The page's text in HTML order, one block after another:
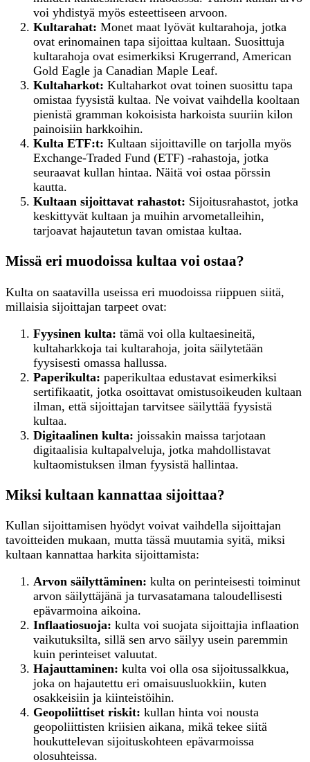
voi yhdistyä myös esteettiseen arvoon.
Kultarahat: Monet maat lyövät kultarahoja, jotka
ovat erinomainen tapa sijoittaa kultaan. Suosittuja
kultarahoja ovat esimerkiksi Krugerrand, American
Gold Eagle ja Canadian Maple Leaf.
Kultaharkot: Kultaharkot ovat toinen suosittu tapa
omistaa fyysistä kultaa. Ne voivat vaihdella kooltaan
pienistä gramman kokoisista harkoista suuriin kilon
painoisiin harkkoihin.
Kulta ETF:t: Kultaan sijoittaville on tarjolla myös
Exchange-Traded Fund (ETF) -rahastoja, jotka
seuraavat kullan hintaa. Näitä voi ostaa pörssin
kautta.
Kultaan sijoittavat rahastot: Sijoitusrahastot, jotka
keskittyvät kultaan ja muihin arvometalleihin,
tarjoavat hajautetun tavan omistaa kultaa.
Missä eri muodoissa kultaa voi ostaa?
Kulta on saatavilla useissa eri muodoissa riippuen siitä,
millaisia sijoittajan tarpeet ovat:
Fyysinen kulta: tämä voi olla kultaesineitä,
kultaharkkoja tai kultarahoja, joita säilytetään
fyysisesti omassa hallussa.
Paperikulta: paperikultaa edustavat esimerkiksi
sertifikaatit, jotka osoittavat omistusoikeuden kultaan
ilman, että sijoittajan tarvitsee säilyttää fyysistä
kultaa.
Digitaalinen kulta: joissakin maissa tarjotaan
digitaalisia kultapalveluja, jotka mahdollistavat
kultaomistuksen ilman fyysistä hallintaa.
Miksi kultaan kannattaa sijoittaa?
Kullan sijoittamisen hyödyt voivat vaihdella sijoittajan
tavoitteiden mukaan, mutta tässä muutamia syitä, miksi
kultaan kannattaa harkita sijoittamista:
Arvon säilyttäminen: kulta on perinteisesti toiminut
arvon säilyttäjänä ja turvasatamana taloudellisesti
epävarmoina aikoina.
Inflaatiosuoja: kulta voi suojata sijoittajia inflaation
vaikutuksilta, sillä sen arvo säilyy usein paremmin
kuin perinteiset valuutat.
Hajauttaminen: kulta voi olla osa sijoitussalkkua,
joka on hajautettu eri omaisuusluokkiin, kuten
osakkeisiin ja kiinteistöihin.
Geopoliittiset riskit: kullan hinta voi nousta
geopoliittisten kriisien aikana, mikä tekee siitä
houkuttelevan sijoituskohteen epävarmoissa
olosuhteissa.